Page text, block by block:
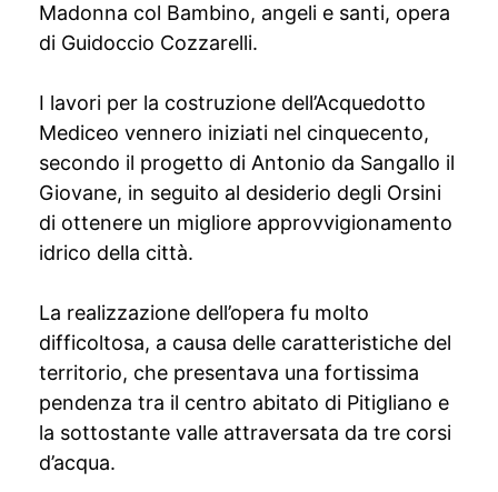
Madonna col Bambino, angeli e santi, opera
di Guidoccio Cozzarelli.
I lavori per la costruzione dell’Acquedotto
Mediceo vennero iniziati nel cinquecento,
secondo il progetto di Antonio da Sangallo il
Giovane, in seguito al desiderio degli Orsini
di ottenere un migliore approvvigionamento
idrico della città.
La realizzazione dell’opera fu molto
difficoltosa, a causa delle caratteristiche del
territorio, che presentava una fortissima
pendenza tra il centro abitato di Pitigliano e
la sottostante valle attraversata da tre corsi
d’acqua.